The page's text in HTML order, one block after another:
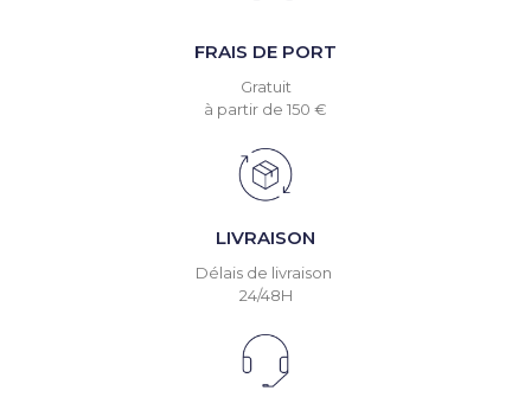
FRAIS DE PORT
Gratuit
à partir de 150 €
LIVRAISON
Délais de livraison
24/48H